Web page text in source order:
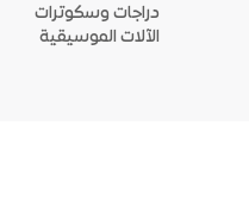
دراجات وسكوترات
الآلات الموسيقية